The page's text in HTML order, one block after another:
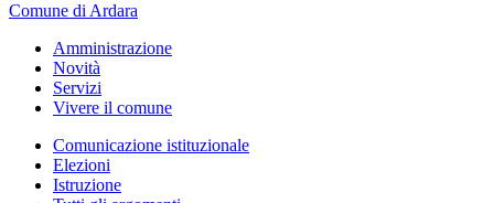
Comune di Ardara
Amministrazione
Novità
Servizi
Vivere il comune
Comunicazione istituzionale
Elezioni
Istruzione